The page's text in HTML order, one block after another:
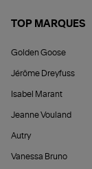
TOP MARQUES
Golden Goose
Jérôme Dreyfuss
Isabel Marant
Jeanne Vouland
Autry
Vanessa Bruno